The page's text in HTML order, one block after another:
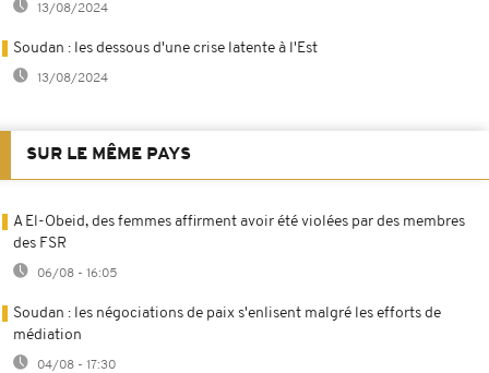
13/08/2024
Soudan : les dessous d'une crise latente à l'Est
13/08/2024
SUR LE MÊME PAYS
A El-Obeid, des femmes affirment avoir été violées par des membres
des FSR
06/08 - 16:05
Soudan : les négociations de paix s'enlisent malgré les efforts de
médiation
04/08 - 17:30